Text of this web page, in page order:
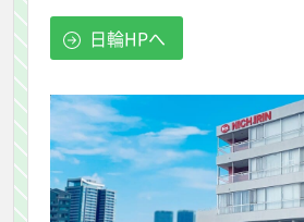
日輪HPへ